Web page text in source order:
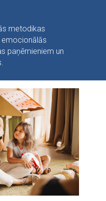
metodikas
emocionālās
paņēmieniem un